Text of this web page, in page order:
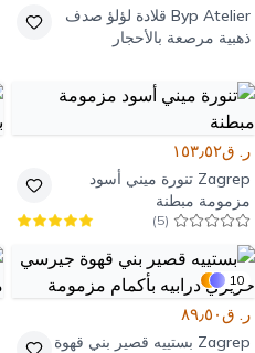
Byp Atelier قلادة لؤلؤ صدف
ذهبية مرصعة بالأحجار
ر. ق١٥٣٫٥٢
Zagrep تنورة ميني أسود
مزمومة مبطنة
(
5
)
10
ر. ق٨٩٫٥٠
Zagrep بستييه قصير بني قهوة